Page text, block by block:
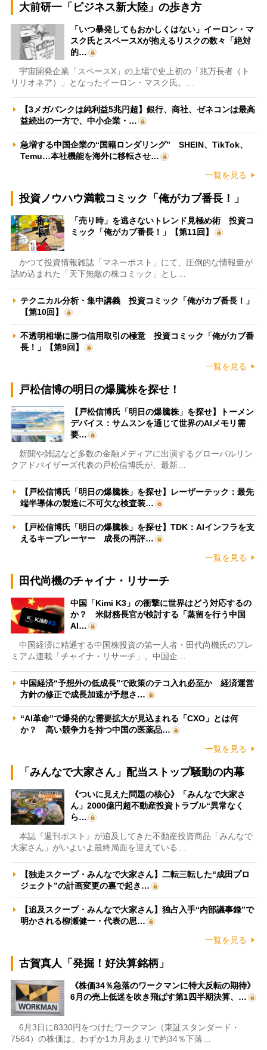
大前研一「ビジネス新大陸」の歩き方
「いつ暴発してもおかしくはない」イーロン・マ
スク氏とスペースXが抱えるリスクの数々「絶対
的…
宇宙開発企業「スペースX」の上場で史上初の「兆万長者（ト
リリオネア）」となったイーロン・マスク氏。…
【3メガバンクは純利益5兆円超】銀行、商社、ゼネコンは最高
益続出の一方で、中小企業・…
急増する中国企業の“国籍ロンダリング” SHEIN、TikTok、
Temu…本社機能を海外に移転させ…
一覧を見る
投資ノウハウ満載コミック「俺がカブ番長！」
「売り時」を逃さないトレンド見極め術 投資コ
ミック「俺がカブ番長！」【第11回】
かつて投資情報雑誌「マネーポスト」にて、圧倒的な情報量が
詰め込まれた「天下無敵の株コミック」とし…
テクニカル分析・集中講義 投資コミック「俺がカブ番長！」
【第10回】
不透明相場に勝つ信用取引の極意 投資コミック「俺がカブ番
長！」【第9回】
一覧を見る
戸松信博の明日の爆騰株を探せ！
【戸松信博氏「明日の爆騰株」を探せ】トーメン
デバイス：サムスンを通じて世界のAIメモリ需
要…
新聞や雑誌など多数の金融メディアに出演するグローバルリン
クアドバイザーズ代表の戸松信博氏が、最新…
【戸松信博氏「明日の爆騰株」を探せ】レーザーテック：最先
端半導体の製造に不可欠な検査装…
【戸松信博氏「明日の爆騰株」を探せ】TDK：AIインフラを支
えるキープレーヤー 成長の再評…
一覧を見る
田代尚機のチャイナ・リサーチ
中国「Kimi K3」の衝撃に世界はどう対応するの
か？ 米財務長官が検討する「蒸留を行う中国
AI…
中国経済に精通する中国株投資の第一人者・田代尚機氏のプレ
ミアム連載「チャイナ・リサーチ」。中国企…
中国経済“予想外の低成長”で政策のテコ入れ必至か 経済運営
方針の修正で成長加速が予想さ…
“AI革命”で爆発的な需要拡大が見込まれる「CXO」とは何
か？ 高い競争力を持つ中国の医薬品…
一覧を見る
「みんなで大家さん」配当ストップ騒動の内幕
《ついに見えた問題の核心》「みんなで大家さ
ん」2000億円超不動産投資トラブル“異常なく
ら…
本誌『週刊ポスト』が追及してきた不動産投資商品「みんなで
大家さん」がいよいよ最終局面を迎えている…
【独走スクープ・みんなで大家さん】二転三転した“成田プロ
ジェクト”の計画変更の裏で起き…
【追及スクープ・みんなで大家さん】独占入手“内部議事録”で
明かされる柳瀬健一・代表の思…
一覧を見る
古賀真人「発掘！好決算銘柄」
《株価34％急落のワークマンに特大反転の期待》
6月の売上低迷を吹き飛ばす第1四半期決算、…
6月3日に8330円をつけたワークマン（東証スタンダード・
7564）の株価は、わずか1カ月あまりで約34％下落…